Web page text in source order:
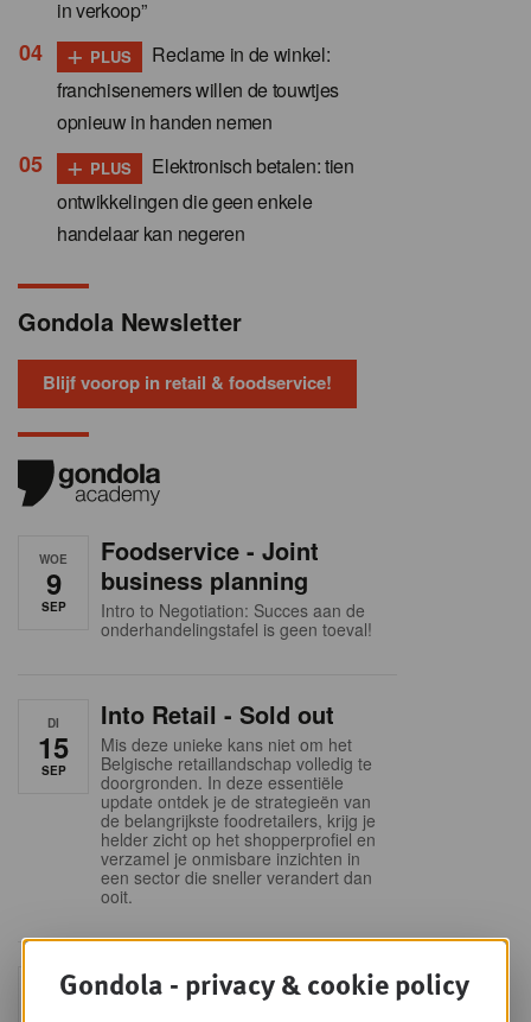
in verkoop”
+ PLUS
Reclame in de winkel:
franchisenemers willen de touwtjes
opnieuw in handen nemen
+ PLUS
Elektronisch betalen: tien
ontwikkelingen die geen enkele
handelaar kan negeren
Gondola Newsletter
Blijf voorop in retail & foodservice!
WOE
9
SEP
Foodservice - Joint
business planning
Intro to Negotiation: Succes aan de
onderhandelingstafel is geen toeval!
DI
15
SEP
Into Retail - Sold out
Mis deze unieke kans niet om het
Belgische retaillandschap volledig te
doorgronden. In deze essentiële
update ontdek je de strategieën van
de belangrijkste foodretailers, krijg je
helder zicht op het shopperprofiel en
verzamel je onmisbare inzichten in
een sector die sneller verandert dan
ooit.
DO
Sales & nego Summit
Gondola - privacy & cookie policy